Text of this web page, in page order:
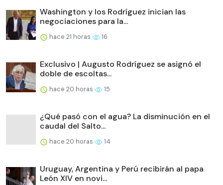
Washington y los Rodríguez inician las
negociaciones para la...
hace 21 horas 16
Exclusivo | Augusto Rodríguez se asignó el
doble de escoltas...
hace 20 horas 15
¿Qué pasó con el agua? La disminución en el
caudal del Salto...
hace 20 horas 14
Uruguay, Argentina y Perú recibirán al papa
León XIV en novi...